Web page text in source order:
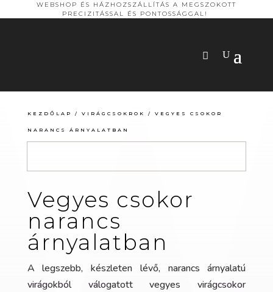
WEBSHOP ÉS HÁZHOZSZÁLLÍTÁS A MEGSZOKOTT
PRECIZITÁSSAL ÉS PONTOSSÁGGAL!
KEZDŐLAP / VIRÁGCSOKROK / VEGYES CSOKOR
NARANCS ÁRNYALATBAN
Vegyes csokor
narancs
árnyalatban
A legszebb, készleten lévő, narancs árnyalatú
virágokból válogatott vegyes virágcsokor